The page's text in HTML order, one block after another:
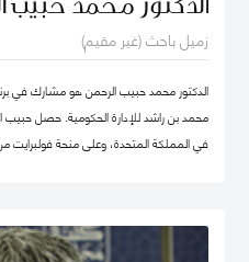
زميل باحث (غير مقيم)
الدكتور محمد حبيب الرحمن هو مشارك في
محمد بن راشد للإدارة الحكومية. حصل حبيب
في المملكة المتحدة، وعلى منحة فولبرايت
الجامعات، ومنها جامعة دكا (بنغلاديش)،
(فيجي)، وجامعة بروناي دار السلام (بروناي).